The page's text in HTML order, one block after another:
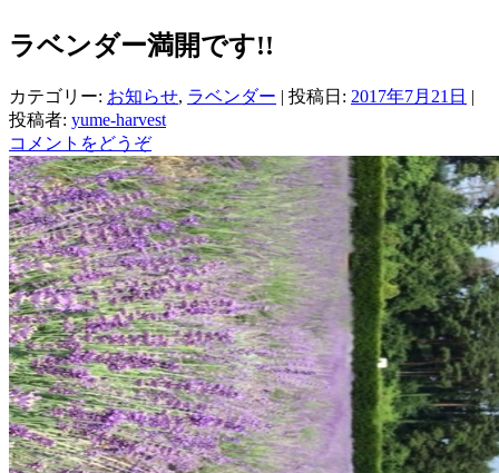
ラベンダー満開です!!
カテゴリー: お知らせ, ラベンダー | 投稿日: 2017年7月21日 |
投稿者: yume-harvest
コメントをどうぞ